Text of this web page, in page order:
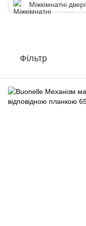
Міжкімнатні двері
Фільтр